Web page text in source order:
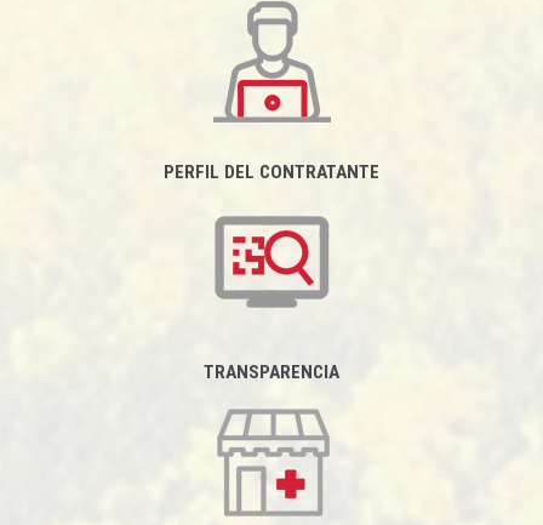
PERFIL DEL CONTRATANTE
TRANSPARENCIA